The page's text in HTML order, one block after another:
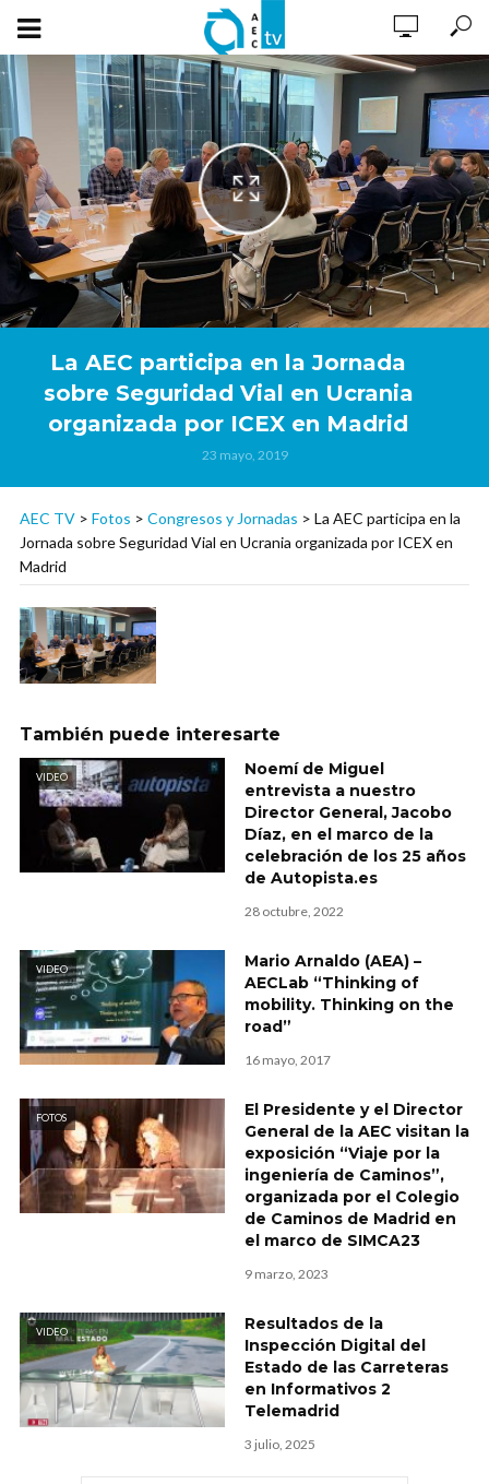
La AEC participa en la Jornada
sobre Seguridad Vial en Ucrania
organizada por ICEX en Madrid
23 mayo, 2019
AEC TV > Fotos > Congresos y Jornadas > La AEC participa en la
Jornada sobre Seguridad Vial en Ucrania organizada por ICEX en
Madrid
También puede interesarte
VIDEO
Noemí de Miguel
entrevista a nuestro
Director General, Jacobo
Díaz, en el marco de la
celebración de los 25 años
de Autopista.es
28 octubre, 2022
VIDEO
Mario Arnaldo (AEA) –
AECLab “Thinking of
mobility. Thinking on the
road”
16 mayo, 2017
FOTOS
El Presidente y el Director
General de la AEC visitan la
exposición “Viaje por la
ingeniería de Caminos”,
organizada por el Colegio
de Caminos de Madrid en
el marco de SIMCA23
9 marzo, 2023
VIDEO
Resultados de la
Inspección Digital del
Estado de las Carreteras
en Informativos 2
Telemadrid
3 julio, 2025